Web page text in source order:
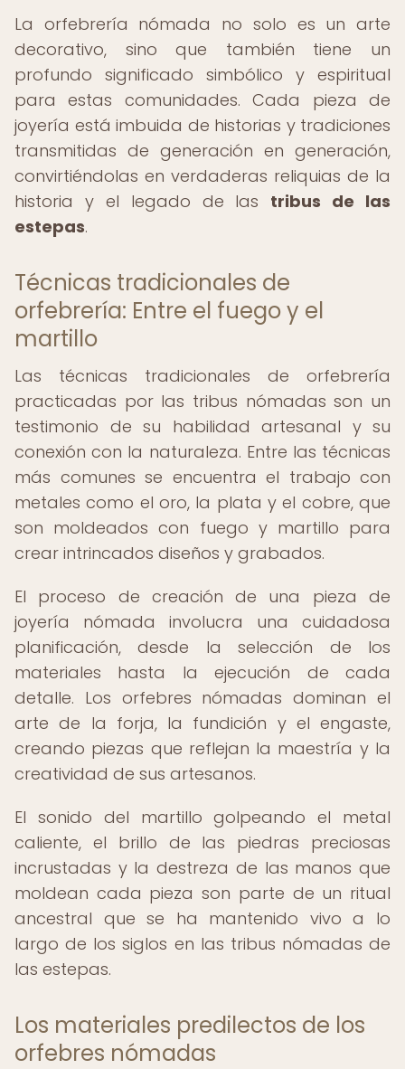
La orfebrería nómada no solo es un arte
decorativo, sino que también tiene un
profundo significado simbólico y espiritual
para estas comunidades. Cada pieza de
joyería está imbuida de historias y tradiciones
transmitidas de generación en generación,
convirtiéndolas en verdaderas reliquias de la
historia y el legado de las tribus de las
estepas.
Técnicas tradicionales de
orfebrería: Entre el fuego y el
martillo
Las técnicas tradicionales de orfebrería
practicadas por las tribus nómadas son un
testimonio de su habilidad artesanal y su
conexión con la naturaleza. Entre las técnicas
más comunes se encuentra el trabajo con
metales como el oro, la plata y el cobre, que
son moldeados con fuego y martillo para
crear intrincados diseños y grabados.
El proceso de creación de una pieza de
joyería nómada involucra una cuidadosa
planificación, desde la selección de los
materiales hasta la ejecución de cada
detalle. Los orfebres nómadas dominan el
arte de la forja, la fundición y el engaste,
creando piezas que reflejan la maestría y la
creatividad de sus artesanos.
El sonido del martillo golpeando el metal
caliente, el brillo de las piedras preciosas
incrustadas y la destreza de las manos que
moldean cada pieza son parte de un ritual
ancestral que se ha mantenido vivo a lo
largo de los siglos en las tribus nómadas de
las estepas.
Los materiales predilectos de los
orfebres nómadas